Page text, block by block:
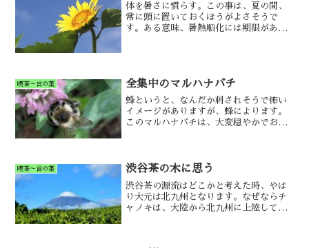
体を暑さに慣らす。この事は、夏の間、
常に頭に置いておくほうがよさそうで
す。ある意味、暑熱順化には期限があり
喫茶～言の葉 全集中のマルハナバチ
蜂というと、なんだか刺されそうで怖い
イメージがありますが、蜂によります。
このマルハナバチは、大変穏やかでおと
喫茶～言の葉 渋谷茶の木に思う
渋谷茶の源流はどこかと考えた時、やは
り大元は北九州となります。なぜならチ
ャノキは、大陸から北九州に上陸して広